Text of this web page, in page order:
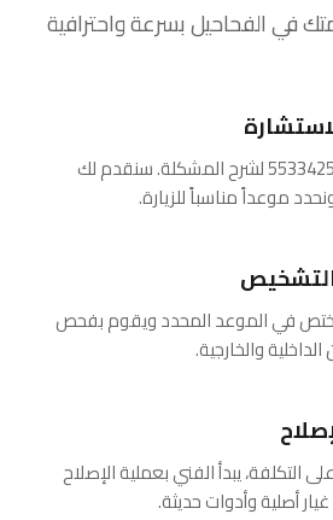
اتصل بنا على 55334254 لشرح المشكلة. سنقدم لك
موعداً مناسباً للزيارة.
في الموعد المحدد ويقوم بفحص
والخارجية.
التكلفة، يبدأ الفني بعملية الإصلاح
أصلية وأدوات حديثة.